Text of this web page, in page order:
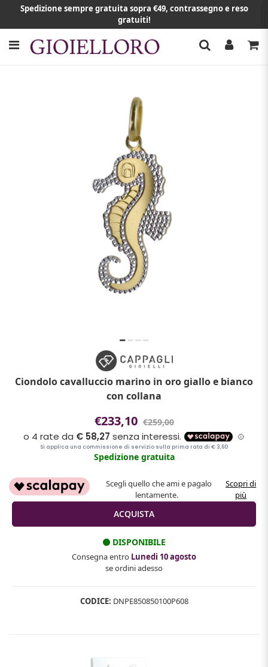
Spedizione sempre gratuita sopra €49, contrassegno e reso
gratuiti!
Ciondolo cavalluccio marino in oro giallo e bianco
con collana
€233,10 €259,00
Spedizione gratuita
Scegli quello che ami e pagalo
lentamente.
Scopri di
più
DISPONIBILE
Consegna entro Lunedi 10 agosto
se ordini adesso
CODICE: DNPE850850100P608